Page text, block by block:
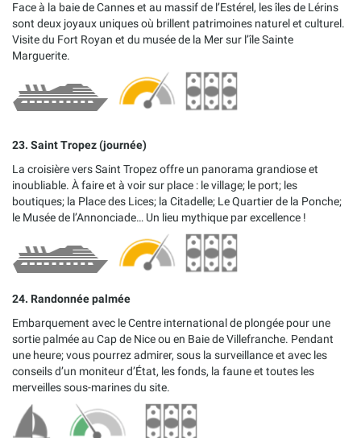
Face à la baie de Cannes et au massif de l’Estérel, les îles de Lérins
sont deux joyaux uniques où brillent patrimoines naturel et culturel.
Visite du Fort Royan et du musée de la Mer sur l’île Sainte
Marguerite.
23. Saint Tropez (journée)
La croisière vers Saint Tropez offre un panorama grandiose et
inoubliable. À faire et à voir sur place : le village; le port; les
boutiques; la Place des Lices; la Citadelle; Le Quartier de la Ponche;
le Musée de l’Annonciade… Un lieu mythique par excellence !
24. Randonnée palmée
Embarquement avec le Centre international de plongée pour une
sortie palmée au Cap de Nice ou en Baie de Villefranche. Pendant
une heure; vous pourrez admirer, sous la surveillance et avec les
conseils d’un moniteur d’État, les fonds, la faune et toutes les
merveilles sous-marines du site.